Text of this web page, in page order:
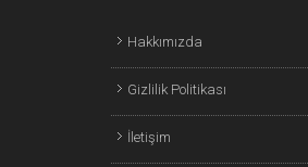
Hakkımızda
Gizlilik Politikası
İletişim